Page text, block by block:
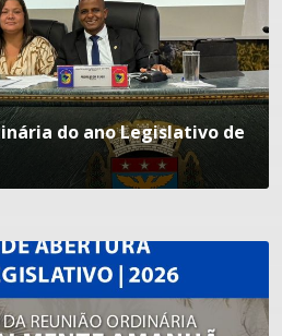
do ano Legislativo de